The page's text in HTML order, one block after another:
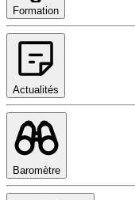
Formation
Actualités
Baromètre